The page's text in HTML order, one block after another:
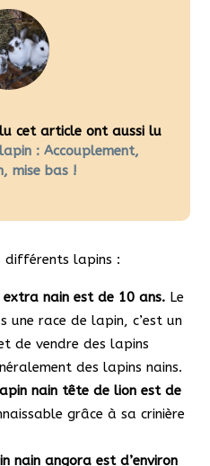
lu cet article ont aussi lu
: Accouplement,
mise bas !
différents lapins :
nain est de 10 ans. Le
une race de lapin, c’est un
de vendre des lapins
des lapins nains.
nain tête de lion est de
grâce à sa crinière
nain angora est d’environ